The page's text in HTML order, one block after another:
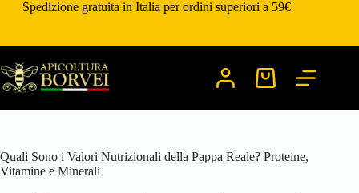
SaltaSpedizione gratuita in Italia per ordini superiori a 59€
Carrello
Quali Sono i Valori Nutrizionali della Pappa Reale? Proteine,
Vitamine e Minerali